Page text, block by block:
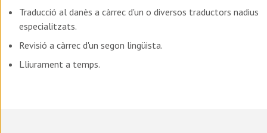
Traducció al danès a càrrec d'un o diversos traductors nadius
especialitzats.
Revisió a càrrec d'un segon lingüista.
Lliurament a temps.